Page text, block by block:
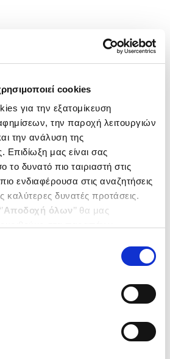
cookies
για την εξατομίκευση
την παροχή λειτουργιών
την ανάλυση της
Επιδίωξη μας είναι σας
δυνατό πιο ταιριαστή στις
ενδιαφέρουσα στις αναζητήσεις
καλύτερες δυνατές προτάσεις.
Αποδοχή όλων’’ θα μας
από τα παρακάτω με την
΄΄και να ενημερωθείτε σχετικά με